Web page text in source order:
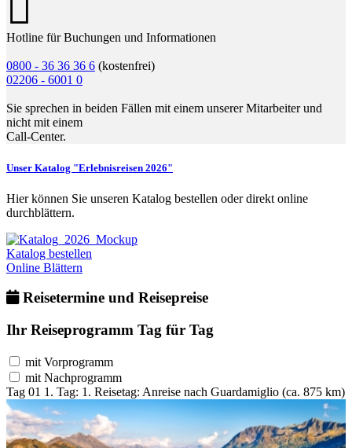
Hotline für Buchungen und Informationen
0800 - 36 36 36 6 (kostenfrei)
02206 - 6001 0
Sie sprechen in beiden Fällen mit einem unserer Mitarbeiter und
nicht mit einem
Call-Center.
Unser Katalog "Erlebnisreisen 2026"
Hier können Sie unseren Katalog bestellen oder direkt online
durchblättern.
Katalog bestellen
Online Blättern
Reisetermine und Reisepreise
Ihr Reiseprogramm Tag für Tag
mit Vorprogramm
mit Nachprogramm
Tag 01 1. Tag: 1. Reisetag: Anreise nach Guardamiglio (ca. 875 km)